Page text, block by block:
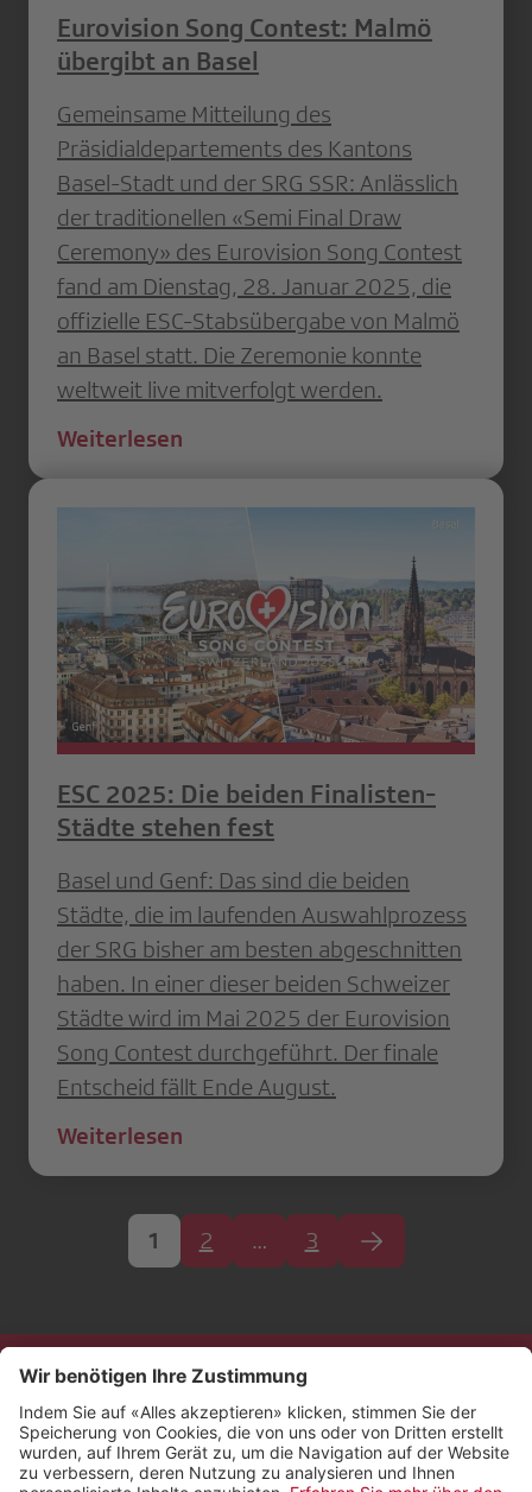
Eurovision Song Contest: Malmö
übergibt an Basel
Gemeinsame Mitteilung des
Präsidialdepartements des Kantons
Basel-Stadt und der SRG SSR: Anlässlich
der traditionellen «Semi Final Draw
Ceremony» des Eurovision Song Contest
fand am Dienstag, 28. Januar 2025, die
offizielle ESC-Stabsübergabe von Malmö
an Basel statt. Die Zeremonie konnte
weltweit live mitverfolgt werden.
Weiterlesen
ESC 2025: Die beiden Finalisten-
Städte stehen fest
Basel und Genf: Das sind die beiden
Städte, die im laufenden Auswahlprozess
der SRG bisher am besten abgeschnitten
haben. In einer dieser beiden Schweizer
Städte wird im Mai 2025 der Eurovision
Song Contest durchgeführt. Der finale
Entscheid fällt Ende August.
Weiterlesen
1 2 … 3
Kontakt
Impressum
Rechtliches